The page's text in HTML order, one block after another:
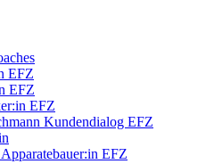
EFZ
EFZ
EFZ
Kundendialog EFZ
EFZ